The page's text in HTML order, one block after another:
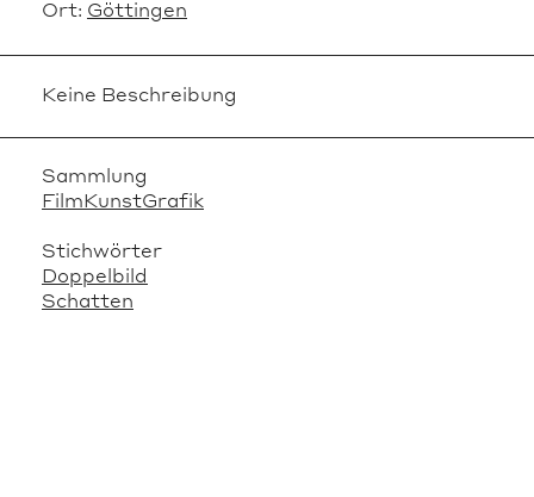
Ort: Göttingen
Keine Beschreibung
Sammlung
FilmKunstGrafik
Stichwörter
Doppelbild
Schatten